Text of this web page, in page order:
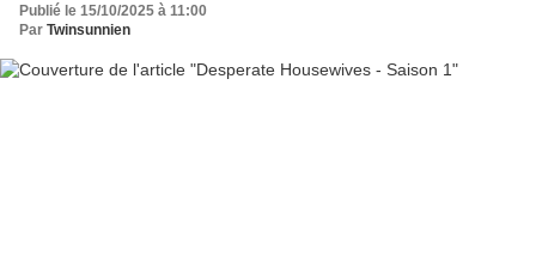
Publié le 15/10/2025 à 11:00
Par Twinsunnien